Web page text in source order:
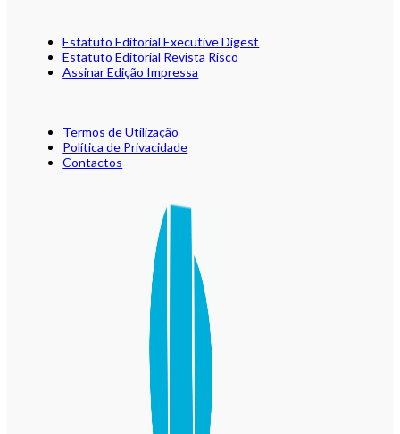
Estatuto Editorial Executive Digest
Estatuto Editorial Revista Risco
Assinar Edição Impressa
Termos de Utilização
Política de Privacidade
Contactos